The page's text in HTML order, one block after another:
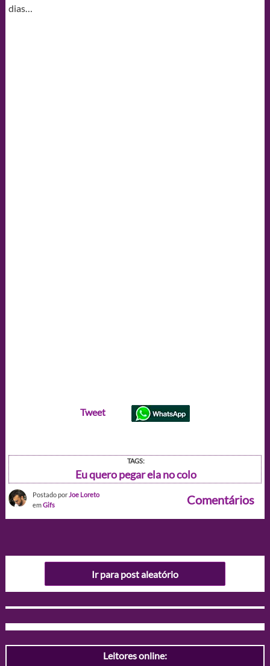
dias…
Tweet
TAGS:
Eu quero pegar ela no colo
Postado por Joe Loreto
emGifs Comentários
Ir para post aleatório
Leitores online: